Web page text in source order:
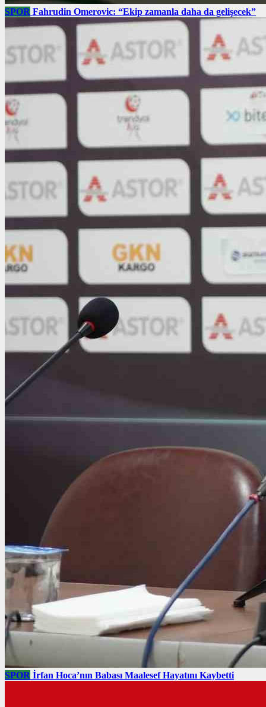
SPOR Fahrudin Omerovic: “Ekip zamanla daha da gelişecek”
SPOR İrfan Hoca’nın Babası Maalesef Hayatını Kaybetti